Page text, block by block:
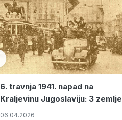
6. travnja 1941. napad na
Kraljevinu Jugoslaviju: 3 zemlje
nastale njenim raspadom
06.04.2026